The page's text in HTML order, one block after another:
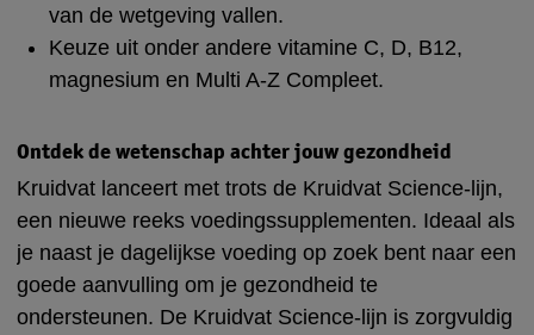
van de wetgeving vallen.
Keuze uit onder andere vitamine C, D, B12,
magnesium en Multi A-Z Compleet.
Ontdek de wetenschap achter jouw gezondheid
Kruidvat lanceert met trots de Kruidvat Science-lijn,
een nieuwe reeks voedingssupplementen. Ideaal als
je naast je dagelijkse voeding op zoek bent naar een
goede aanvulling om je gezondheid te
ondersteunen. De Kruidvat Science-lijn is zorgvuldig